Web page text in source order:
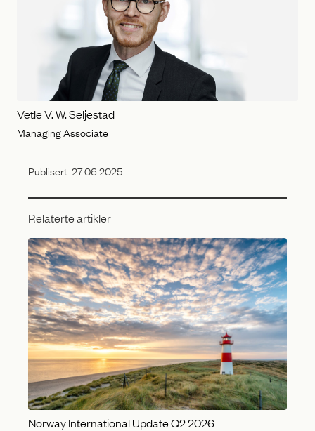
Vetle V. W. Seljestad
Managing Associate
Publisert:27.06.2025
Relaterte artikler
Norway International Update Q2 2026